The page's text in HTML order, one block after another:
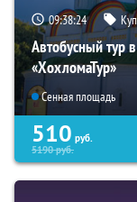
09:38:23
Автобусный тур
«ХохломаТур»
Сенная площадь
510 руб.
5190руб.